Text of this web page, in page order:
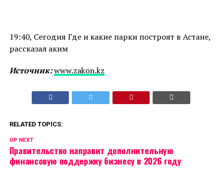
19:40, Сегодня Где и какие парки построят в Астане,
рассказал аким
Источник:www.zakon.kz
RELATED TOPICS:
UP NEXT
Правительство направит дополнительную
финансовую поддержку бизнесу в 2026 году